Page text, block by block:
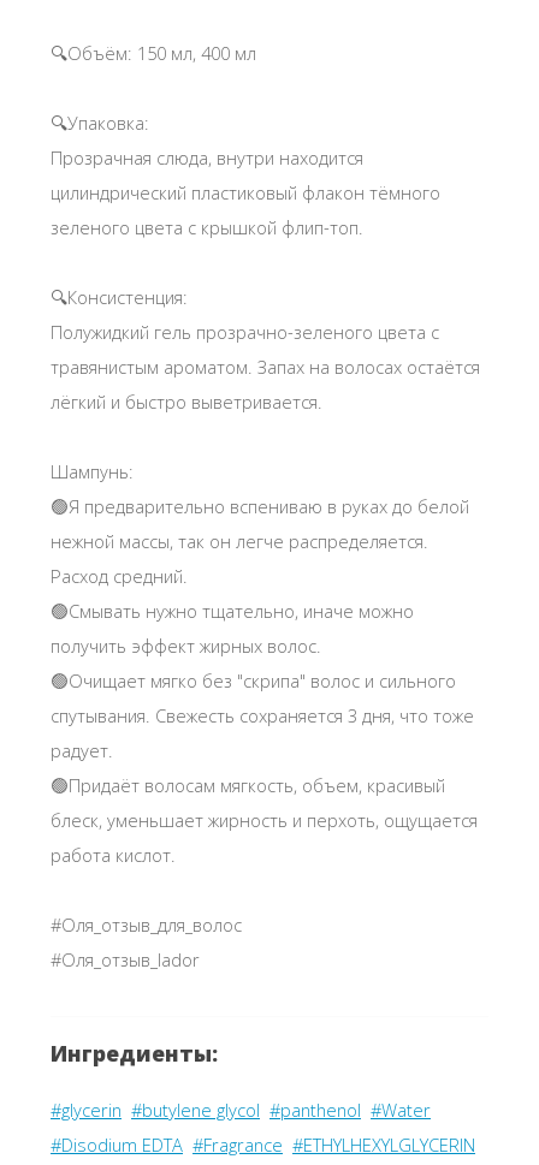
🔍Объём: 150 мл, 400 мл
🔍Упаковка:
Прозрачная слюда, внутри находится
цилиндрический пластиковый флакон тёмного
зеленого цвета с крышкой флип-топ.
🔍Консистенция:
Полужидкий гель прозрачно-зеленого цвета с
травянистым ароматом. Запах на волосах остаётся
лёгкий и быстро выветривается.
Шампунь:
🟢Я предварительно вспениваю в руках до белой
нежной массы, так он легче распределяется.
Расход средний.
🟢Смывать нужно тщательно, иначе можно
получить эффект жирных волос.
🟢Очищает мягко без "скрипа" волос и сильного
спутывания. Свежесть сохраняется 3 дня, что тоже
радует.
🟢Придаёт волосам мягкость, объем, красивый
блеск, уменьшает жирность и перхоть, ощущается
работа кислот.
#Оля_отзыв_для_волос
#Оля_отзыв_lador
Ингредиенты:
#glycerin #butylene glycol #panthenol #Water
#Disodium EDTA #Fragrance #ETHYLHEXYLGLYCERIN